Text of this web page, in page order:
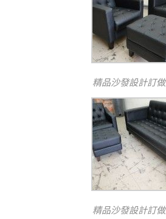
精品沙發設計訂
精品沙發設計訂